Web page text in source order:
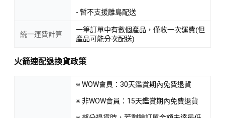
- 暫不支援離島配送
統一運費計算
一筆訂單中有數個產品，僅收一次運費(但
產品可能分次配送)
火箭速配退換貨政策
※ WOW會員：30天鑑賞期內免費退貨
※ 非WOW會員：15天鑑賞期內免費退貨